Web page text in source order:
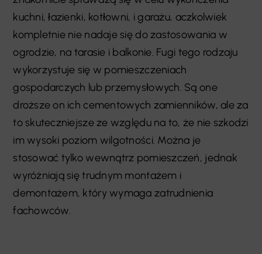
kuchni, łazienki, kotłowni, i garażu, aczkolwiek
kompletnie nie nadaje się do zastosowania w
ogrodzie, na tarasie i balkonie. Fugi tego rodzaju
wykorzystuje się w pomieszczeniach
gospodarczych lub przemysłowych. Są one
droższe on ich cementowych zamienników, ale za
to skuteczniejsze ze względu na to, że nie szkodzi
im wysoki poziom wilgotności. Można je
stosować tylko wewnątrz pomieszczeń, jednak
wyróżniają się trudnym montażem i
demontażem, który wymaga zatrudnienia
fachowców.